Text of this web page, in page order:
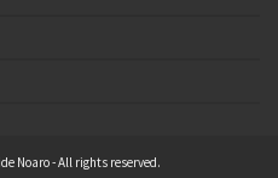
Noaro - All rights reserved.